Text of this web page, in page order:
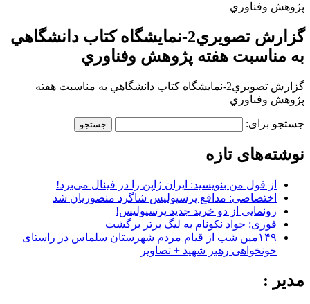
پژوهش وفناوري
گزارش تصويري2-نمايشگاه كتاب دانشگاهي
به مناسبت هفته پژوهش وفناوري
گزارش تصويري2-نمايشگاه كتاب دانشگاهي به مناسبت هفته
پژوهش وفناوري
جستجو برای:
نوشته‌های تازه
از قول من بنویسید: ایران ژاپن را در فینال می‌برد!
اختصاصی: مدافع پرسپولیس شاگرد منصوریان شد
رونمایی از دو خرید جدید پرسپولیس!
فوری: جواد نکونام به لیگ برتر برگشت
۱۴۹مین شب از قیام مردم شهرستان سلماس در راستای
خونخواهی رهبر شهید + تصاویر
مدیر :